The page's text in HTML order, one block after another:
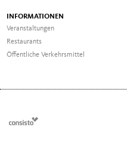
INFORMATIONEN
Veranstaltungen
Restaurants
Öffentliche Verkehrsmittel